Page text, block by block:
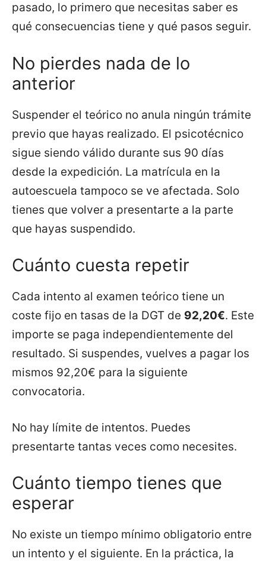
pasado, lo primero que necesitas saber es
qué consecuencias tiene y qué pasos seguir.
No pierdes nada de lo
anterior
Suspender el teórico no anula ningún trámite
previo que hayas realizado. El psicotécnico
sigue siendo válido durante sus 90 días
desde la expedición. La matrícula en la
autoescuela tampoco se ve afectada. Solo
tienes que volver a presentarte a la parte
que hayas suspendido.
Cuánto cuesta repetir
Cada intento al examen teórico tiene un
coste fijo en tasas de la DGT de 92,20€. Este
importe se paga independientemente del
resultado. Si suspendes, vuelves a pagar los
mismos 92,20€ para la siguiente
convocatoria.
No hay límite de intentos. Puedes
presentarte tantas veces como necesites.
Cuánto tiempo tienes que
esperar
No existe un tiempo mínimo obligatorio entre
un intento y el siguiente. En la práctica, la